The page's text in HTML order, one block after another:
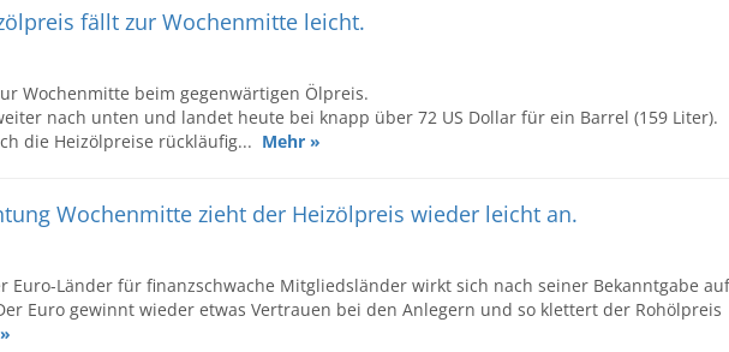
fällt zur Wochenmitte leicht.
Wochenmitte beim gegenwärtigen Ölpreis.
nach unten und landet heute bei knapp über 72 US Dollar für ein Barrel (159 Liter).
die Heizölpreise rückläufig... Mehr »
Wochenmitte zieht der Heizölpreis wieder leicht an.
Euro-Länder für finanzschwache Mitgliedsländer wirkt sich nach seiner Bekanntgabe auf
Euro gewinnt wieder etwas Vertrauen bei den Anlegern und so klettert der Rohölpreis